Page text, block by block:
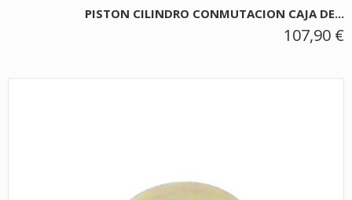
PISTON CILINDRO CONMUTACION CAJA DE...
107,90 €